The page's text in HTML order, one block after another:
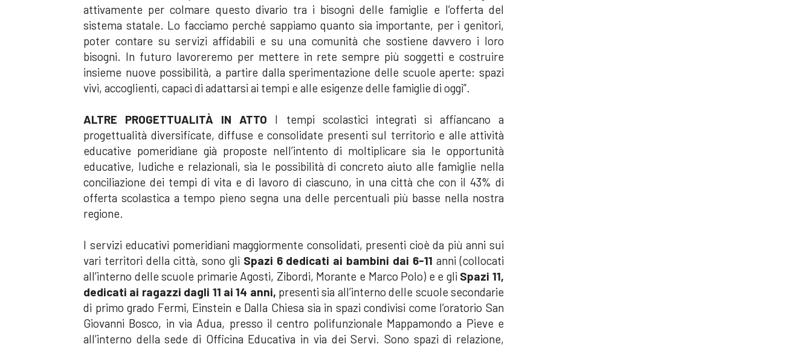
attivamente per colmare questo divario tra i bisogni delle famiglie e l’offerta del
sistema statale. Lo facciamo perché sappiamo quanto sia importante, per i genitori,
poter contare su servizi affidabili e su una comunità che sostiene davvero i loro
bisogni. In futuro lavoreremo per mettere in rete sempre più soggetti e costruire
insieme nuove possibilità, a partire dalla sperimentazione delle scuole aperte: spazi
vivi, accoglienti, capaci di adattarsi ai tempi e alle esigenze delle famiglie di oggi”.
ALTRE PROGETTUALITÀ IN ATTO I tempi scolastici integrati si affiancano a
progettualità diversificate, diffuse e consolidate presenti sul territorio e alle attività
educative pomeridiane già proposte nell’intento di moltiplicare sia le opportunità
educative, ludiche e relazionali, sia le possibilità di concreto aiuto alle famiglie nella
conciliazione dei tempi di vita e di lavoro di ciascuno, in una città che con il 43% di
offerta scolastica a tempo pieno segna una delle percentuali più basse nella nostra
regione.
I servizi educativi pomeridiani maggiormente consolidati, presenti cioè da più anni sui
vari territori della città, sono gli Spazi 6 dedicati ai bambini dai 6-11 anni (collocati
all’interno delle scuole primarie Agosti, Zibordi, Morante e Marco Polo) e e gli Spazi 11,
dedicati ai ragazzi dagli 11 ai 14 anni, presenti sia all’interno delle scuole secondarie
di primo grado Fermi, Einstein e Dalla Chiesa sia in spazi condivisi come l’oratorio San
Giovanni Bosco, in via Adua, presso il centro polifunzionale Mappamondo a Pieve e
all’interno della sede di Officina Educativa in via dei Servi. Sono spazi di relazione,